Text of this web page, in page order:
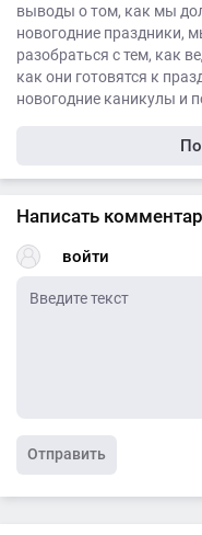
выводы о том, как мы
новогодние праздники,
разобраться с тем, как
как они готовятся к
новогодние каникулы и
Написать
войти
Отправить